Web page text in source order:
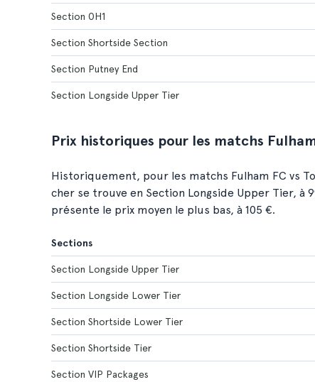
Section 0H1
Section Shortside Section
Section Putney End
Section Longside Upper Tier
Prix historiques pour les matchs
Historiquement, pour les matchs Fulham FC vs
cher se trouve en Section Longside Upper Tier, à
présente le prix moyen le plus bas, à 105 €.
Sections
Section Longside Upper Tier
Section Longside Lower Tier
Section Shortside Lower Tier
Section Shortside Tier
Section VIP Packages